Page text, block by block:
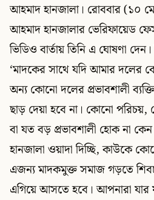
আহমাদ হানজালা। রোববার (১০
আহমাদ হানজালার ভেরিফায়েড
ভিডিও বার্তায় তিনি এ ঘোষণা
‘মাদকের সাথে যদি আমার দলের
অন্য কোনো দলের প্রভাবশালী
ছাড় দেয়া হবে না। কোনো
বা যত বড় প্রভাবশালী হোক না
হানজালা ওয়াদা দিচ্ছি, কাউকে
এজন্য মাদকমুক্ত সমাজ গড়তে
এগিয়ে আসতে হবে। আপনারা যার